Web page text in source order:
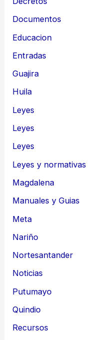
Documentos
Educacion
Entradas
Guajira
Huila
Leyes
Leyes
Leyes
Leyes y normativas
Magdalena
Manuales y Guias
Meta
Nariño
Nortesantander
Noticias
Putumayo
Quindio
Recursos